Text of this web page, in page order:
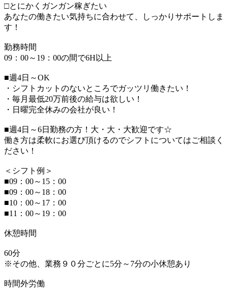
□とにかくガンガン稼ぎたい
あなたの働きたい気持ちに合わせて、しっかりサポートしま
す！
勤務時間
09：00～19：00の間で6H以上
■週4日～OK
・シフトカットのないところでガッツリ働きたい！
・毎月最低20万前後の給与は欲しい！
・日曜完全休みの会社が良い！
■週4日～6日勤務の方！大・大・大歓迎です☆
働き方は柔軟にお選び頂けるのでシフトについてはご相談く
ださい！
＜シフト例＞
■09：00～15：00
■09：00～18：00
■10：00～17：00
■11：00～19：00
休憩時間
60分
※その他、業務９０分ごとに5分～7分の小休憩あり
時間外労働